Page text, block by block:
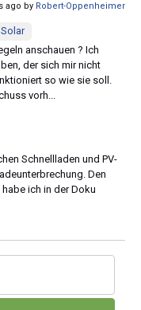
ago by Robert-Oppenheimer
Solar
anschauen ? Ich
der sich mir nicht
so wie sie soll.
vorh...
Schnellladen und PV-
Den
ich in der Doku